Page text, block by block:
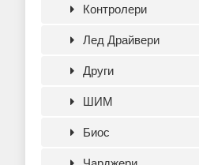
Контролери
Лед Драйвери
Други
ШИМ
Биос